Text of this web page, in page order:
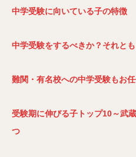
中学受験に向いている子の特徴
中学受験をするべきか？それと
難関・有名校への中学受験もお
受験期に伸びる子トップ10～武
つ